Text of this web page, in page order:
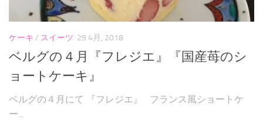
ケーキ / スイーツ 29 4月, 2018
ベルグの４月『フレジエ』『国産苺のシ
ョートケーキ』
ベルグの４月にて 『フレジエ』 フランス風ショートケ
ー...